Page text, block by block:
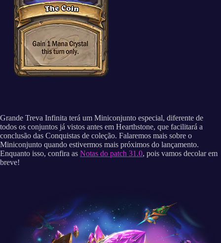
Grande Treva Infinita terá um Miniconjunto especial, diferente de
todos os conjuntos já vistos antes em Hearthstone, que facilitará a
conclusão das Conquistas de coleção. Falaremos mais sobre o
Miniconjunto quando estivermos mais próximos do lançamento.
Enquanto isso, confira as Notas do patch 31.0, pois vamos decolar em
breve!